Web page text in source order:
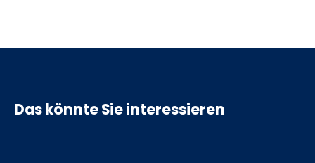
Das könnte Sie interessieren